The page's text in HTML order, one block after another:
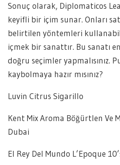
Sonuç olarak, Diplomaticos
keyifli bir içim sunar. Onları
belirtilen yöntemleri
içmek bir sanattır. Bu sanatı
doğru seçimler yapmalısınız.
kaybolmaya hazır mısınız?
Luvin Citrus Sigarillo
Kent Mix Aroma Böğürtlen Ve
Dubai
El Rey Del Mundo L’Epoque